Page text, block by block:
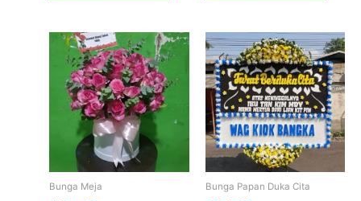
Bunga Meja Bunga Papan Duka Cita